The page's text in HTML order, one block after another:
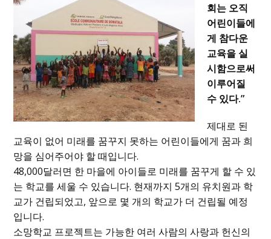
회는 오직
어린이들에
게 참다운
교육을 실
시함으로써
이루어질
수 있다.”
제대로 된
교육이 없어 미래를 꿈꾸지 못하는 어린이들에게 꿈과 희
망을 심어주어야 할 때입니다.
48,000달러면 한 마을에 아이들로 미래를 꿈꾸게 할 수 있
는 학교를 세울 수 있습니다. 현재까지 5개의 유치원과 학
교가 건립되었고, 앞으로 몇 개의 학교가 더 건립될 예정
입니다.
소망학교 프로젝트는 가능한 여러 사람의 사랑과 헌신의